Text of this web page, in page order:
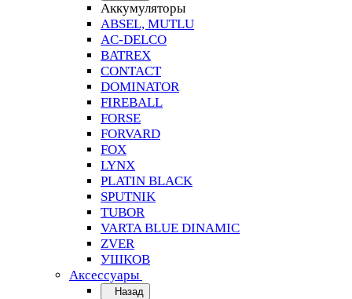
Аккумуляторы
ABSEL, MUTLU
AC-DELCO
BATREX
CONTACT
DOMINATOR
FIREBALL
FORSE
FORVARD
FOX
LYNX
PLATIN BLACK
SPUTNIK
TUBOR
VARTA BLUE DINAMIC
ZVER
УШКОВ
Аксессуары
Назад